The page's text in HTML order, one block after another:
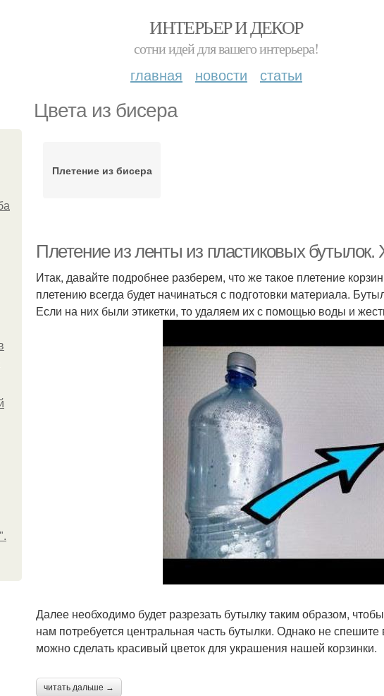
ИНТЕРЬЕР И ДЕКОР
сотни идей для вашего интерьера!
главная новости статьи
Цвета из бисера
Плетение из бисера
Плетение из ленты из пластиковых бутылок.
Итак, давайте подробнее разберем, что же такое плетение
плетению всегда будет начинаться с подготовки материала.
Если на них были этикетки, то удаляем их с помощью воды и
Далее необходимо будет разрезать бутылку таким образом,
нам потребуется центральная часть бутылки. Однако не
можно сделать красивый цветок для украшения нашей корзинки.
читать дальше →